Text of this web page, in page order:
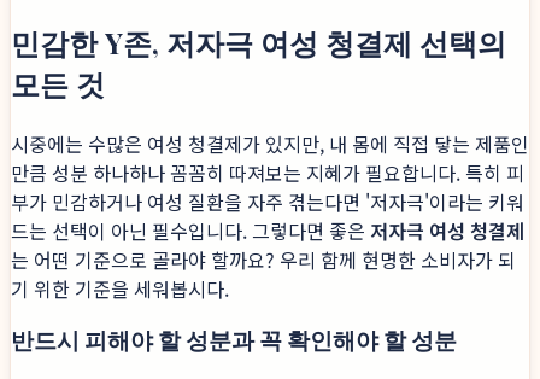
민감한 Y존, 저자극 여성 청결제 선택의
모든 것
시중에는 수많은 여성 청결제가 있지만, 내 몸에 직접 닿는 제품인
만큼 성분 하나하나 꼼꼼히 따져보는 지혜가 필요합니다. 특히 피
부가 민감하거나 여성 질환을 자주 겪는다면 '저자극'이라는 키워
드는 선택이 아닌 필수입니다. 그렇다면 좋은 저자극 여성 청결제
는 어떤 기준으로 골라야 할까요? 우리 함께 현명한 소비자가 되
기 위한 기준을 세워봅시다.
반드시 피해야 할 성분과 꼭 확인해야 할 성분